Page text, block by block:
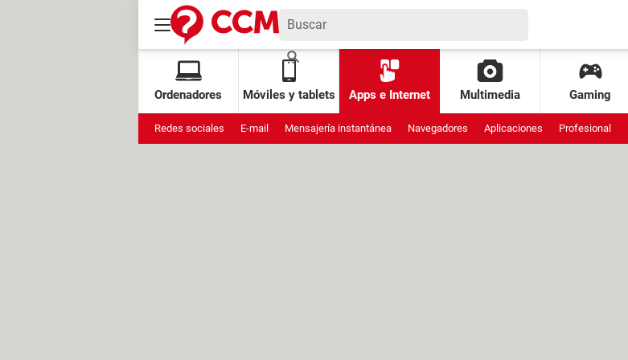
Ordenadores Móviles y tablets Apps e Internet Multimedia Gaming
Redes sociales E-mail Mensajería instantánea Navegadores Aplicaciones Profesional